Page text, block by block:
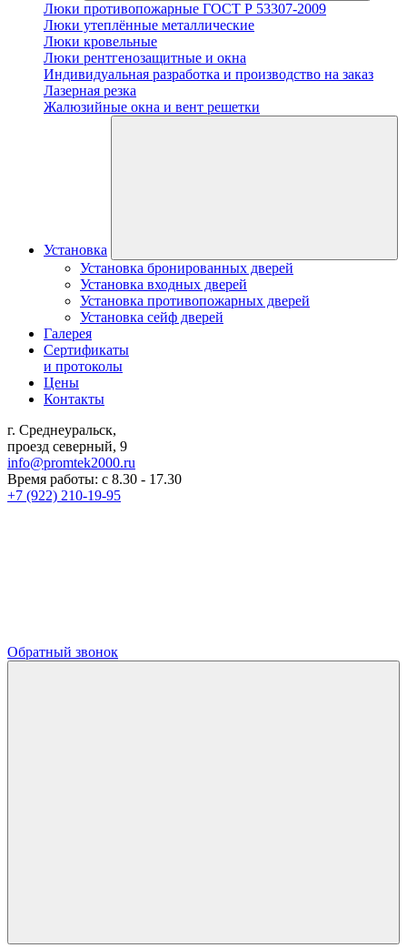
Люки противопожарные ГОСТ Р 53307-2009
Люки утеплённые металлические
Люки кровельные
Люки рентгенозащитные и окна
Индивидуальная разработка и производство на заказ
Лазерная резка
Жалюзийные окна и вент решетки
Установка
Установка бронированных дверей
Установка входных дверей
Установка противопожарных дверей
Установка сейф дверей
Галерея
Сертификаты
и протоколы
Цены
Контакты
г. Среднеуральск,
проезд северный, 9
info@promtek2000.ru
Время работы: с 8.30 - 17.30
+7 (922) 210-19-95
Обратный звонок